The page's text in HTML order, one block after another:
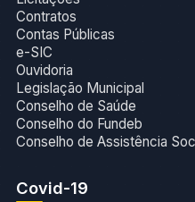
Contratos
Contas Públicas
e-SIC
Ouvidoria
Legislação Municipal
Conselho de Saúde
Conselho do Fundeb
Conselho de Assistência
Covid-19